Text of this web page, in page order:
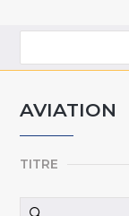
AVIATION
TITRE